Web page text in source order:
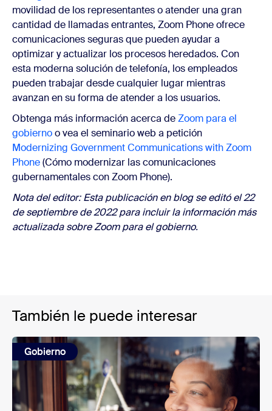
movilidad de los representantes o atender una gran
cantidad de llamadas entrantes, Zoom Phone ofrece
comunicaciones seguras que pueden ayudar a
optimizar y actualizar los procesos heredados. Con
esta moderna solución de telefonía, los empleados
pueden trabajar desde cualquier lugar mientras
avanzan en su forma de atender a los usuarios.
Obtenga más información acerca deZoom para el
gobiernoo vea el seminario web a petición
Modernizing Government Communications with Zoom
Phone(Cómo modernizar las comunicaciones
gubernamentales con Zoom Phone).
Nota del editor: Esta publicación en blog se editó el 22
de septiembre de 2022 para incluir la información más
actualizada sobre Zoom para el gobierno.
También le puede interesar
Gobierno